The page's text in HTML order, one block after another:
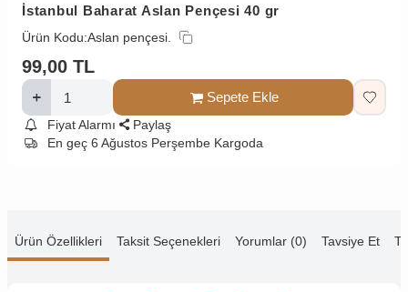
İstanbul Baharat Aslan Pençesi 40 gr
Ürün Kodu:Aslan pençesi.
99,00 TL
Sepete Ekle
Fiyat Alarmı
Paylaş
En geç 6 Ağustos Perşembe Kargoda
Ürün Özellikleri Taksit Seçenekleri Yorumlar (0) Tavsiye Et